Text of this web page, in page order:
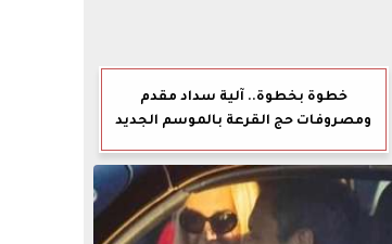
خطوة بخطوة.. آلية سداد مقدم
ومصروفات حج القرعة بالموسم الجديد